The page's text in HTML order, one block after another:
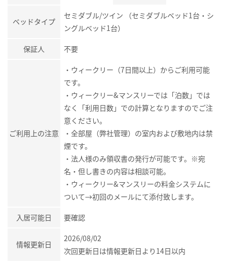
ベッドタイプ
セミダブル/ツイン （セミダブルベッド1台・シ
ングルベッド1台）
保証人 不要
ご利用上の注意
・ウィークリー（7日間以上）からご利用可能
です。
・ウィークリー&マンスリーでは「泊数」では
なく「利用日数」での計算となりますのでご注
意ください。
・全部屋（弊社管理）の室内および敷地内は禁
煙です。
・法人様のみ領収書の発行が可能です。※宛
名・但し書きの内容は相談可能。
・ウィークリー&マンスリーの料金システムに
ついて→初回のメールにて添付致します。
入居可能日 要確認
情報更新日
2026/08/02
次回更新日は情報更新日より14日以内